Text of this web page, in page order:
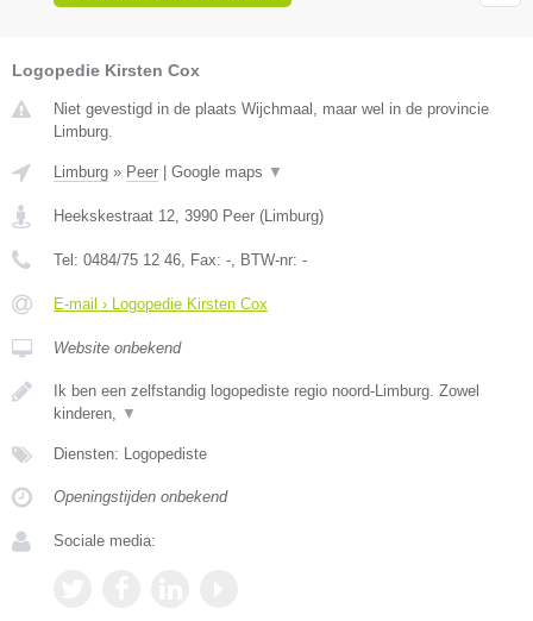
Logopedie Kirsten Cox
Niet gevestigd in de plaats Wijchmaal, maar wel in de provincie
Limburg.
Limburg » Peer | Google maps ▼
Heekskestraat 12 3990 Peer (Limburg)
Tel: 0484/75 12 46 , Fax: - , BTW-nr: -
E-mail › Logopedie Kirsten Cox
Website onbekend
Ik ben een zelfstandig logopediste regio noord-Limburg. Zowel
kinderen,
▼
Diensten: Logopediste
Openingstijden onbekend
Sociale media: